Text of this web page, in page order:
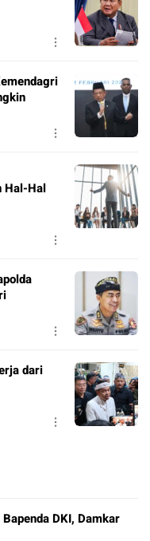
Hal-Hal
dari
DKI, Damkar